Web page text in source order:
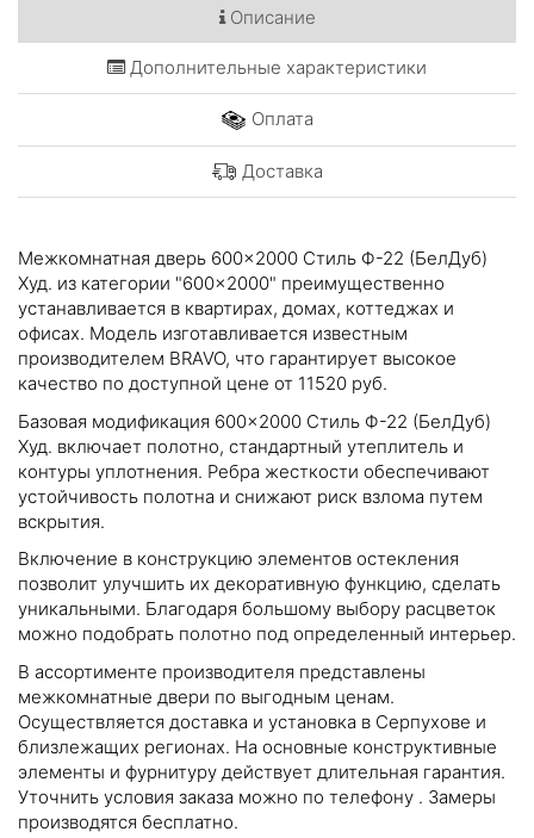
Описание
Дополнительные характеристики
Оплата
Доставка
Межкомнатная дверь 600×2000 Стиль Ф-22 (БелДуб)
Худ. из категории "600×2000" преимущественно
устанавливается в квартирах, домах, коттеджах и
офисах. Модель изготавливается известным
производителем BRAVO, что гарантирует высокое
качество по доступной цене от 11520 руб.
Базовая модификация 600×2000 Стиль Ф-22 (БелДуб)
Худ. включает полотно, стандартный утеплитель и
контуры уплотнения. Ребра жесткости обеспечивают
устойчивость полотна и снижают риск взлома путем
вскрытия.
Включение в конструкцию элементов остекления
позволит улучшить их декоративную функцию, сделать
уникальными. Благодаря большому выбору расцветок
можно подобрать полотно под определенный интерьер.
В ассортименте производителя представлены
межкомнатные двери по выгодным ценам.
Осуществляется доставка и установка в Серпухове и
близлежащих регионах. На основные конструктивные
элементы и фурнитуру действует длительная гарантия.
Уточнить условия заказа можно по телефону . Замеры
производятся бесплатно.